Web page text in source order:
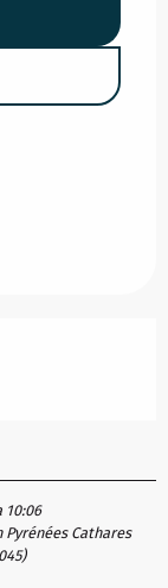
10:06
Cathares
)